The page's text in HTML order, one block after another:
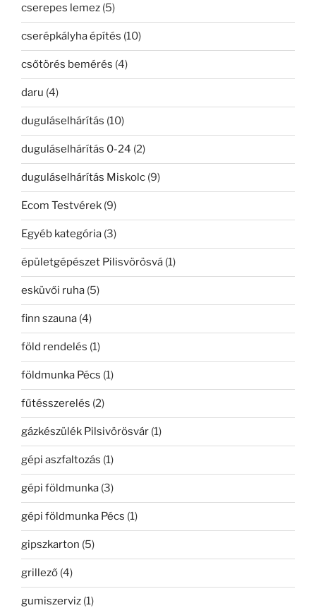
cserepes lemez (5)
cserépkályha építés (10)
csőtörés bemérés (4)
daru (4)
duguláselhárítás (10)
duguláselhárítás 0-24 (2)
duguláselhárítás Miskolc (9)
Ecom Testvérek (9)
Egyéb kategória (3)
épületgépészet Pilisvörösvá (1)
esküvői ruha (5)
finn szauna (4)
föld rendelés (1)
földmunka Pécs (1)
fűtésszerelés (2)
gázkészülék Pilsivörösvár (1)
gépi aszfaltozás (1)
gépi földmunka (3)
gépi földmunka Pécs (1)
gipszkarton (5)
grillező (4)
gumiszerviz (1)